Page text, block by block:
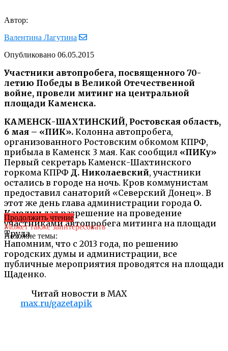
Автор:
Валентина Лагутина
Опубликовано 06.05.2015
Участники автопробега, посвященного 70-
летию Победы в Великой Отечественной
войне, провели митинг на центральной
площади Каменска.
КАМЕНСК-ШАХТИНСКИЙ, Ростовская область,
6 мая – «ПИК». Колонна автопробега,
организованного Ростовским обкомом КПРФ,
прибыла в Каменск 3 мая. Как сообщил «ПИКу»
Первый секретарь Каменск-Шахтинского
горкома КПРФ Д. Николаевский, участники
остались в городе на ночь. Кров коммунистам
предоставил санаторий «Северский Донец». В
этот же день глава администрации города О.
Каюдиндал разрешение на проведение
участниками автопробега митинга на площади
Труда.
Напомним, что с 2013 года, по решению
городских думы и администрации, все
публичные мероприятия проводятся на площади
Щаденко.
Читай новости в MAX
max.ru/gazetapik
Продолжить чтение
Может также заинтересовать
Похожие темы: